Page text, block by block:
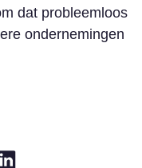
dat probleemloos
ondernemingen